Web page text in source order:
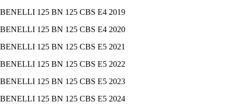
BENELLI 125 BN 125 CBS E4 2019
BENELLI 125 BN 125 CBS E4 2020
BENELLI 125 BN 125 CBS E5 2021
BENELLI 125 BN 125 CBS E5 2022
BENELLI 125 BN 125 CBS E5 2023
BENELLI 125 BN 125 CBS E5 2024